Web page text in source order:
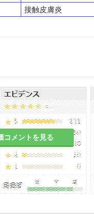
接触皮膚炎
コメントを見る